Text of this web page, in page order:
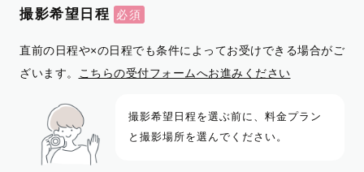
撮影希望日程
直前の日程や×の日程でも条件によってお受けできる場合がご
ざいます。
こちらの受付フォームへお進みください
撮影希望日程を選ぶ前に、料金プラン
と撮影場所を選んでください。